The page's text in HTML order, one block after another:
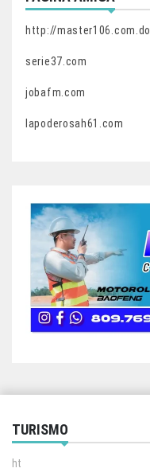
http://master106.com.do
serie37.com
jobafm.com
lapoderosah61.com
TURISMO
ht